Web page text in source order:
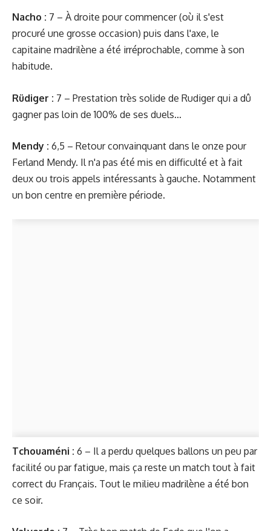
Nacho : 7 – À droite pour commencer (où il s'est
procuré une grosse occasion) puis dans l'axe, le
capitaine madrilène a été irréprochable, comme à son
habitude.
Rüdiger : 7 – Prestation très solide de Rudiger qui a dû
gagner pas loin de 100% de ses duels...
Mendy : 6,5 – Retour convainquant dans le onze pour
Ferland Mendy. Il n'a pas été mis en difficulté et à fait
deux ou trois appels intéressants à gauche. Notamment
un bon centre en première période.
Tchouaméni : 6 – Il a perdu quelques ballons un peu par
facilité ou par fatigue, mais ça reste un match tout à fait
correct du Français. Tout le milieu madrilène a été bon
ce soir.